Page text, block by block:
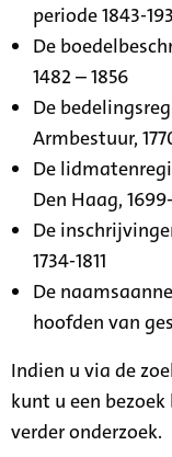
periode 1843-
De
1482 – 1856
De
Armbestuur,
De
Den Haag,
De
1734-1811
De
hoofden van
Indien u via de
kunt u een
verder onderzoek.